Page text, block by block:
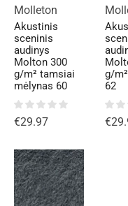
Molleton
Akustinis
sceninis
audinys
Molton 300
g/m² tamsiai
mėlynas 60
€29.97
g/
62
€